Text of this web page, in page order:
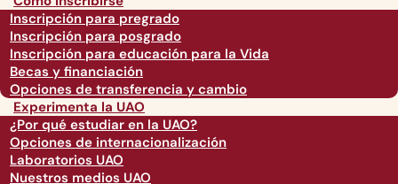
Inscripción para pregrado
Inscripción para posgrado
Inscripción para educación para la Vida
Becas y financiación
Opciones de transferencia y cambio
Experimenta la UAO
¿Por qué estudiar en la UAO?
Opciones de internacionalización
Laboratorios UAO
Nuestros medios UAO